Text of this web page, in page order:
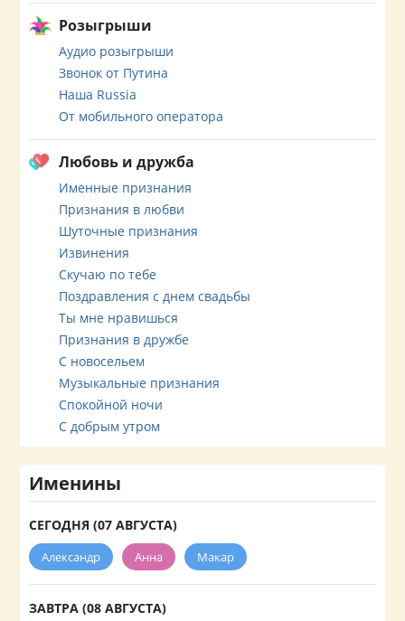
Розыгрыши
Аудио розыгрыши
Звонок от Путина
Наша Russia
От мобильного оператора
Любовь и дружба
Именные признания
Признания в любви
Шуточные признания
Извинения
Скучаю по тебе
Поздравления с днем свадьбы
Ты мне нравишься
Признания в дружбе
С новосельем
Музыкальные признания
Спокойной ночи
С добрым утром
Именины
СЕГОДНЯ (07 АВГУСТА)
Александр Анна Макар
ЗАВТРА (08 АВГУСТА)